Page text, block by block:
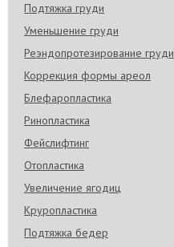
Подтяжка груди
Уменьшение груди
Реэндопротезирование груди
Коррекция формы ареол
Блефаропластика
Ринопластика
Фейслифтинг
Отопластика
Увеличение ягодиц
Круропластика
Подтяжка бедер